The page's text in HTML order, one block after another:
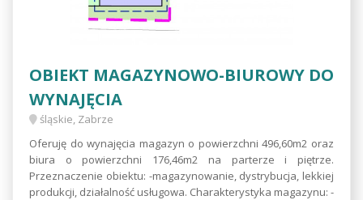
OBIEKT MAGAZYNOWO-BIUROWY DO
WYNAJĘCIA
śląskie, Zabrze
Oferuję do wynajęcia magazyn o powierzchni 496,60m2 oraz
biura o powierzchni 176,46m2 na parterze i piętrze.
Przeznaczenie obiektu: -magazynowanie, dystrybucja, lekkiej
produkcji, działalność usługowa. Charakterystyka magazynu: -